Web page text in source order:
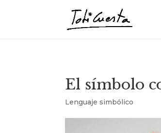
El símbolo
Lenguaje simbólico